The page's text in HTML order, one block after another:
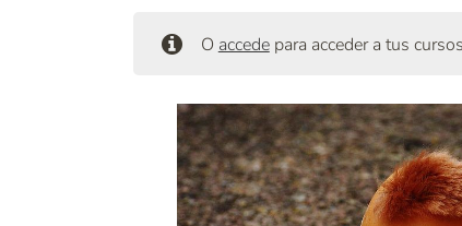
O accedepara acceder a tus